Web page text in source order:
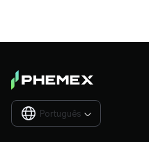
Português 